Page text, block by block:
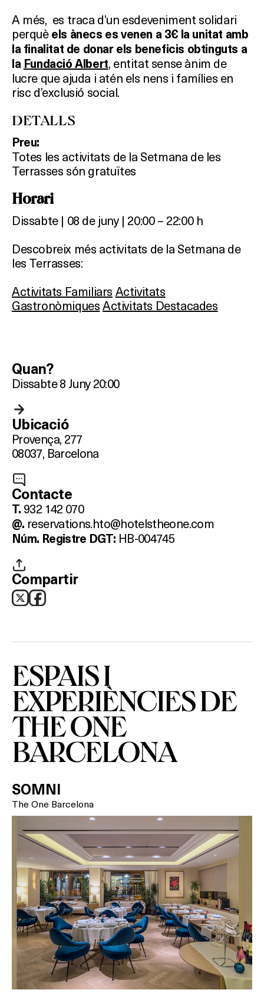
Què vols fer?
HOTELS
TERRASSES
A més, es traca d’un esdeveniment solidari
perquè els ànecs es venen a 3€ la unitat amb
la finalitat de donar els beneficis obtinguts a
la Fundació Albert, entitat sense ànim de
lucre que ajuda i atén els nens i famílies en
risc d’exclusió social.
DETALLS
Preu:
Totes les activitats de la Setmana de les
Terrasses són gratuïtes
Horari
Dissabte | 08 de juny | 20:00 – 22:00 h
Descobreix més activitats de la Setmana de
les Terrasses:
Activitats Familiars Activitats
GastronòmiquesActivitats Destacades
Quan?
Dissabte 8 Juny 20:00
Ubicació
Provença, 277
08037, Barcelona
Contacte
T. 932 142 070
@. reservations.hto@hotelstheone.com
Núm. Registre DGT: HB-004745
Compartir
ESPAIS I
EXPERIÈNCIES DE
THE ONE
BARCELONA
SOMNI
The One Barcelona